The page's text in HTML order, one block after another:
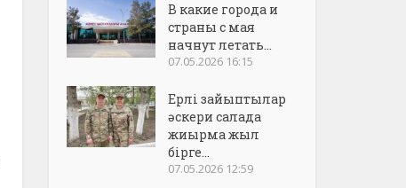
В какие города и
страны с мая
начнут летать...
07.05.2026 16:15
Ерлі зайыптылар
әскери салада
жиырма жыл
бірге...
07.05.2026 12:59